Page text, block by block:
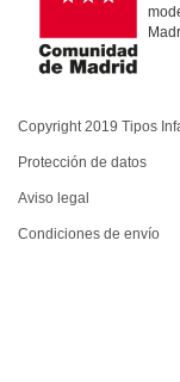
Copyright 2019 Tipos
Protección de datos
Aviso legal
Condiciones de envío